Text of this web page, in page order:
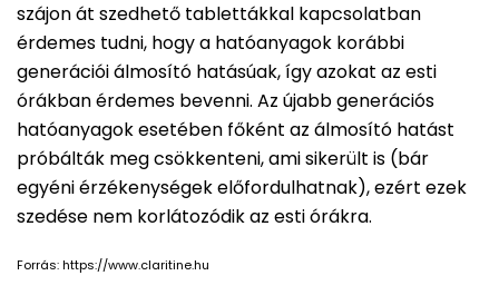
szájon át szedhető tablettákkal kapcsolatban
érdemes tudni, hogy a hatóanyagok korábbi
generációi álmosító hatásúak, így azokat az esti
órákban érdemes bevenni. Az újabb generációs
hatóanyagok esetében főként az álmosító hatást
próbálták meg csökkenteni, ami sikerült is (bár
egyéni érzékenységek előfordulhatnak), ezért ezek
szedése nem korlátozódik az esti órákra.
Forrás: https://www.claritine.hu